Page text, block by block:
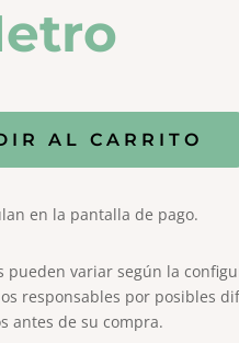
AL CARRITO
en la pantalla de pago.
pueden variar según la
responsables por posibles
antes de su compra.